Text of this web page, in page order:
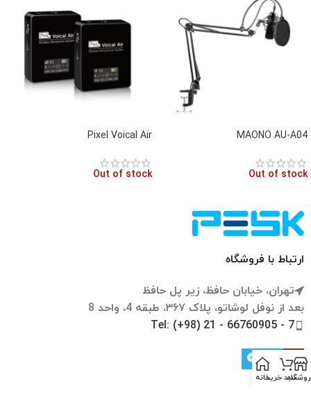
MAONO AU-A04
Out of stock
Pixel Voical Air
Out of stock
ارتباط با فروشگاه
تهران، خیابان حافظ، زیر پل حافظ
بعد از نوفل لوشاتو، پلاک ۳۶۷، طبقه 4، واحد 8
Tel: (+98) 21 - 66760905 - 7
سبد خریدخانه